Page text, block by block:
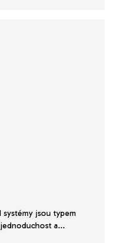
systémy jsou typem
a...